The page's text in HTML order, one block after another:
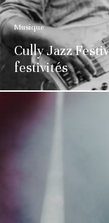
Musique
Cully Jazz
festivités